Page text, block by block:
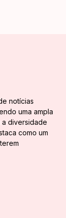
notícias
uma ampla
a diversidade
como um